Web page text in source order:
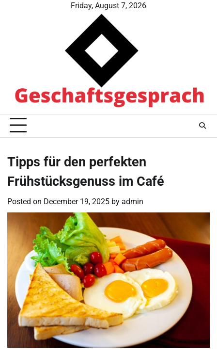
Friday, August 7, 2026
Tipps für den perfekten
Frühstücksgenuss im Café
Posted on December 19, 2025 by admin